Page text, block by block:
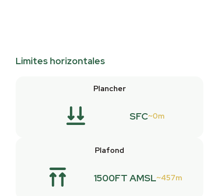
Limites horizontales
Plancher
SFC 0m
Plafond
1500FT AMSL 457m